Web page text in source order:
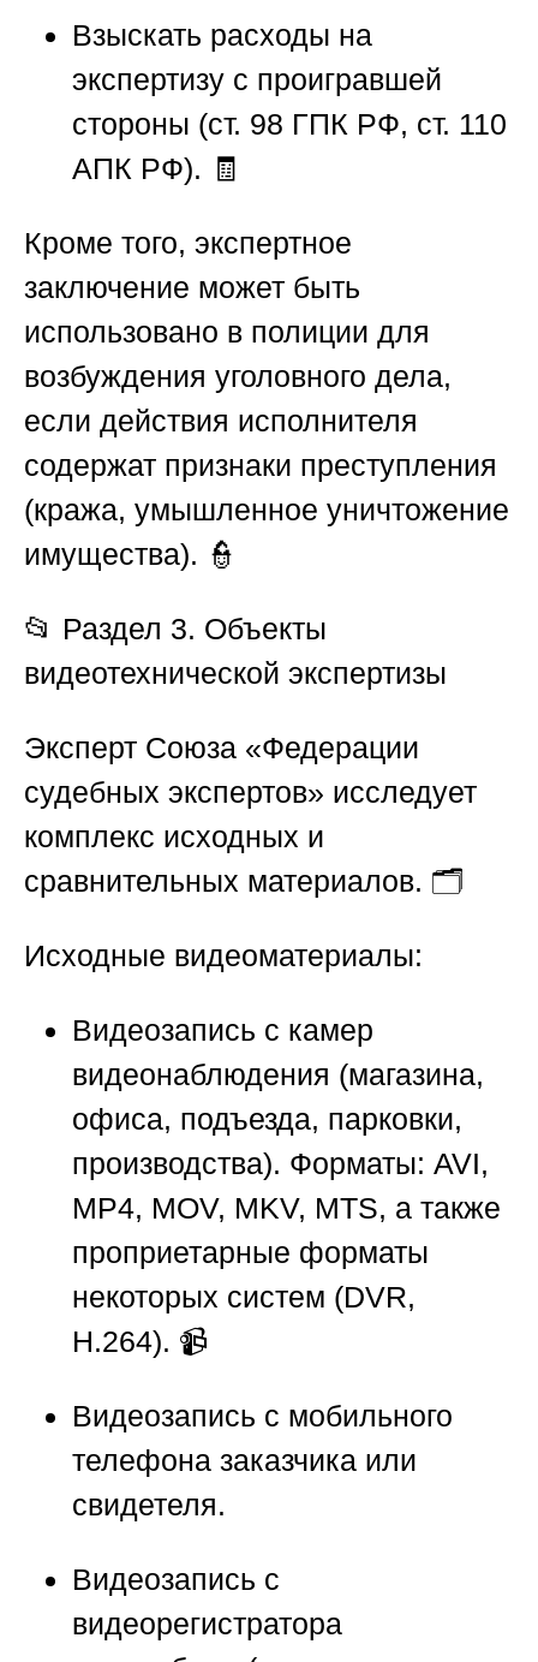
Взыскать расходы на
экспертизу с проигравшей
стороны (ст. 98 ГПК РФ, ст. 110
АПК РФ). 🧾
Кроме того, экспертное
заключение может быть
использовано в полиции для
возбуждения уголовного дела,
если действия исполнителя
содержат признаки преступления
(кража, умышленное уничтожение
имущества). 👮
📂 Раздел 3. Объекты
видеотехнической экспертизы
Эксперт Союза «Федерации
судебных экспертов» исследует
комплекс исходных и
сравнительных материалов. 🗂️
Исходные видеоматериалы:
Видеозапись с камер
видеонаблюдения (магазина,
офиса, подъезда, парковки,
производства). Форматы: AVI,
MP4, MOV, MKV, MTS, а также
проприетарные форматы
некоторых систем (DVR,
H.264). 📹
Видеозапись с мобильного
телефона заказчика или
свидетеля.
Видеозапись с
видеорегистратора